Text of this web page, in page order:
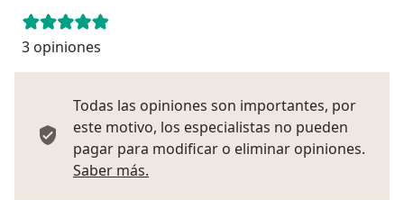
3 opiniones
Todas las opiniones son importantes, por
este motivo, los especialistas no pueden
pagar para modificar o eliminar opiniones.
Saber más.